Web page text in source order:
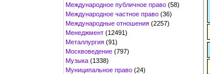
Международное публичное право (58)
Международное частное право (36)
Международные отношения (2257)
Менеджмент (12491)
Металлургия (91)
Москвоведение (797)
Музыка (1338)
Муниципальное право (24)